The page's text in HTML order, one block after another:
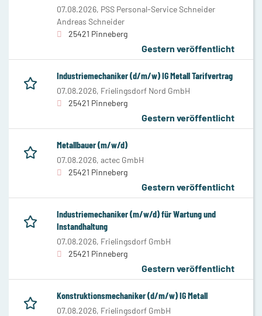
07.08.2026, PSS Personal-Service Schneider
Andreas Schneider
25421 Pinneberg
Gestern veröffentlicht
Industriemechaniker (d/m/w) IG Metall Tarifvertrag
07.08.2026, Frielingsdorf Nord GmbH
25421 Pinneberg
Gestern veröffentlicht
Metallbauer (m/w/d)
07.08.2026, actec GmbH
25421 Pinneberg
Gestern veröffentlicht
Industriemechaniker (m/w/d) für Wartung und
Instandhaltung
07.08.2026, Frielingsdorf GmbH
25421 Pinneberg
Gestern veröffentlicht
Konstruktionsmechaniker (d/m/w) IG Metall
07.08.2026, Frielingsdorf GmbH